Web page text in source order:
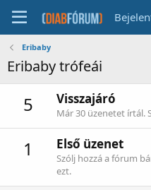
Eribaby
Eribaby trófeái
5 Visszajáró
Már 30 üzenetet írtál.
1 Első üzenet
Szólj hozzá a fórum
ezt.